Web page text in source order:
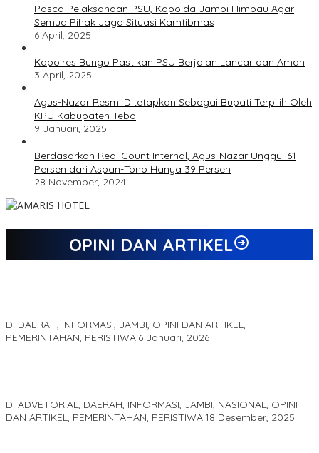
Pasca Pelaksanaan PSU, Kapolda Jambi Himbau Agar
Semua Pihak Jaga Situasi Kamtibmas
6 April, 2025
Kapolres Bungo Pastikan PSU Berjalan Lancar dan Aman
3 April, 2025
Agus-Nazar Resmi Ditetapkan Sebagai Bupati Terpilih Oleh
KPU Kabupaten Tebo
9 Januari, 2025
Berdasarkan Real Count Internal, Agus-Nazar Unggul 61
Persen dari Aspan-Tono Hanya 39 Persen
28 November, 2024
OPINI DAN ARTIKEL
Di DAERAH, INFORMASI, JAMBI, OPINI DAN ARTIKEL,
PEMERINTAHAN, PERISTIWA|6 Januari, 2026
Di ADVETORIAL, DAERAH, INFORMASI, JAMBI, NASIONAL, OPINI
DAN ARTIKEL, PEMERINTAHAN, PERISTIWA|18 Desember, 2025